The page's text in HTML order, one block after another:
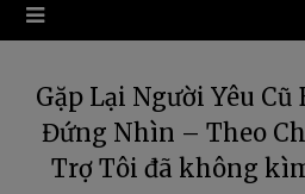
Gặp Lại Người Yêu Cũ
Đứng Nhìn – Theo
Trợ Tôi đã không